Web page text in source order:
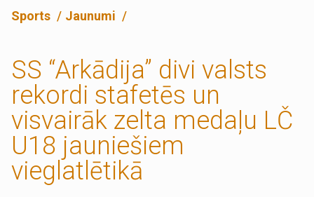
Sports Jaunumi
SS “Arkādija” divi valsts
rekordi stafetēs un
visvairāk zelta medaļu LČ
U18 jauniešiem
vieglatlētikā